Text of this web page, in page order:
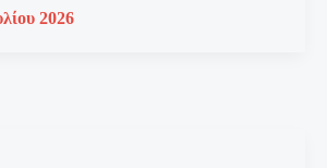
2026